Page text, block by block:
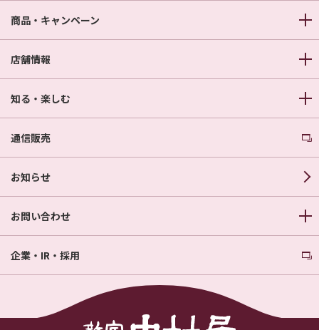
商品・キャンペーン
店舗情報
知る・楽しむ
通信販売
お知らせ
お問い合わせ
企業・IR・採用